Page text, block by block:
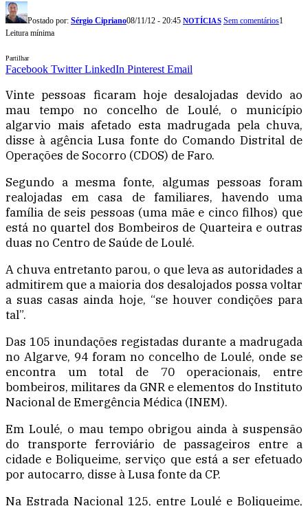
Postado por: Sérgio Cipriano08/11/12 - 20:45 NOTÍCIAS Sem comentários1
Leitura mínima
Partilhar
Facebook Twitter LinkedIn Pinterest Email
Vinte pessoas ficaram hoje desalojadas devido ao
mau tempo no concelho de Loulé, o município
algarvio mais afetado esta madrugada pela chuva,
disse à agência Lusa fonte do Comando Distrital de
Operações de Socorro (CDOS) de Faro.
Segundo a mesma fonte, algumas pessoas foram
realojadas em casa de familiares, havendo uma
família de seis pessoas (uma mãe e cinco filhos) que
está no quartel dos Bombeiros de Quarteira e outras
duas no Centro de Saúde de Loulé.
A chuva entretanto parou, o que leva as autoridades a
admitirem que a maioria dos desalojados possa voltar
a suas casas ainda hoje, “se houver condições para
tal”.
Das 105 inundações registadas durante a madrugada
no Algarve, 94 foram no concelho de Loulé, onde se
encontra um total de 70 operacionais, entre
bombeiros, militares da GNR e elementos do Instituto
Nacional de Emergência Médica (INEM).
Em Loulé, o mau tempo obrigou ainda à suspensão
do transporte ferroviário de passageiros entre a
cidade e Boliqueime, serviço que está a ser efetuado
por autocarro, disse à Lusa fonte da CP.
Na Estrada Nacional 125, entre Loulé e Boliqueime,